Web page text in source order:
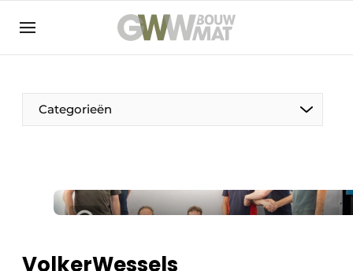
NL EN
Categorieën
De Pen
VolkerWessels